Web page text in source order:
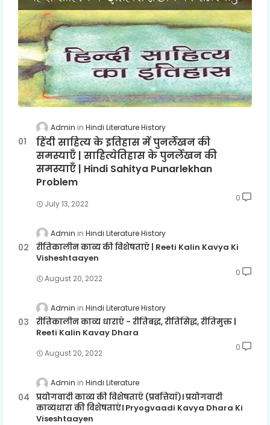
Admin Hindi Literature History
हिंदी साहित्य के इतिहास में पुनर्लेखन की
समस्याएँ | साहित्येतिहास के पुनर्लेखन की
समस्याएँ | Hindi Sahitya Punarlekhan
Problem
July 13, 2022
0
Admin Hindi Literature History
रीतिकालीन काव्य की विशेषताएँ | Reeti Kalin Kavya Ki
Visheshtaayen
August 20, 2022
0
Admin Hindi Literature History
रीतिकालीन काव्य धाराएँ - रीतिबद्ध, रीतिसिद्ध, रीतिमुक्त |
Reeti Kalin Kavay Dhara
August 20, 2022
0
Admin Hindi Literature
प्रयोगवादी काव्य की विशेषताएँ (प्रवत्तियाँ)। प्रयोगवादी
काव्यधारा की विशेषताएं। Pryogvaadi Kavya Dhara Ki
Viseshtaayen